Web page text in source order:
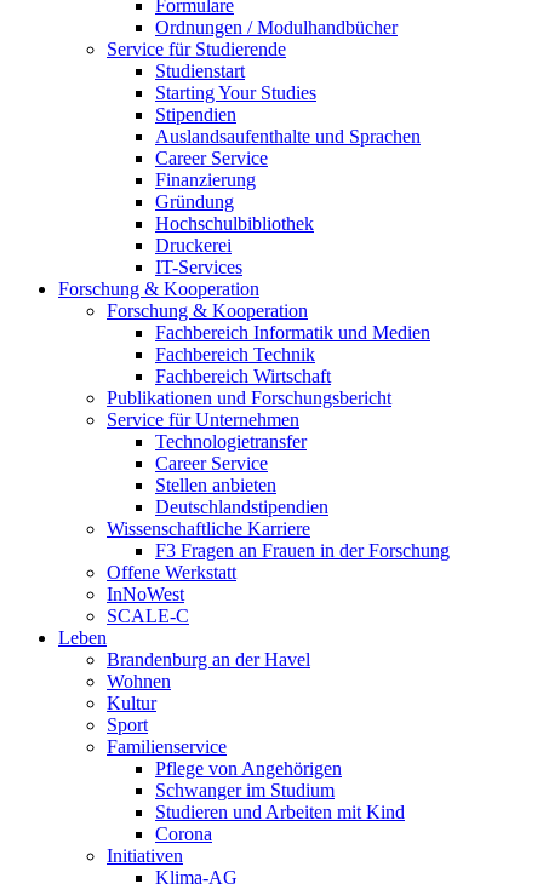
Formulare
Ordnungen / Modulhandbücher
Service für Studierende
Studienstart
Starting Your Studies
Stipendien
Auslandsaufenthalte und Sprachen
Career Service
Finanzierung
Gründung
Hochschulbibliothek
Druckerei
IT-Services
Forschung & Kooperation
Forschung & Kooperation
Fachbereich Informatik und Medien
Fachbereich Technik
Fachbereich Wirtschaft
Publikationen und Forschungsbericht
Service für Unternehmen
Technologietransfer
Career Service
Stellen anbieten
Deutschlandstipendien
Wissenschaftliche Karriere
F3 Fragen an Frauen in der Forschung
Offene Werkstatt
InNoWest
SCALE-C
Leben
Brandenburg an der Havel
Wohnen
Kultur
Sport
Familienservice
Pflege von Angehörigen
Schwanger im Studium
Studieren und Arbeiten mit Kind
Corona
Initiativen
Klima-AG